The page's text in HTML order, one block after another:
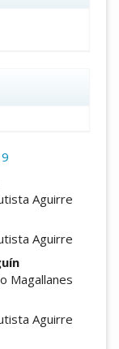
Aguirre
Aguirre
Magallanes
Aguirre